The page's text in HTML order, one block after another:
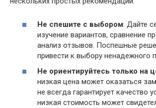
Не спешите с выбором: Дайте
изучение вариантов, сравнение
анализ отзывов. Поспешные
привести к выбору ненадежного
Не ориентируйтесь только на
низкая цена может оказаться
не всегда гарантирует качество
низкая стоимость может